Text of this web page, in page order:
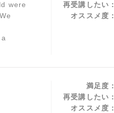
were
再受講したい：
オススメ度：
満足度：
再受講したい：
オススメ度：